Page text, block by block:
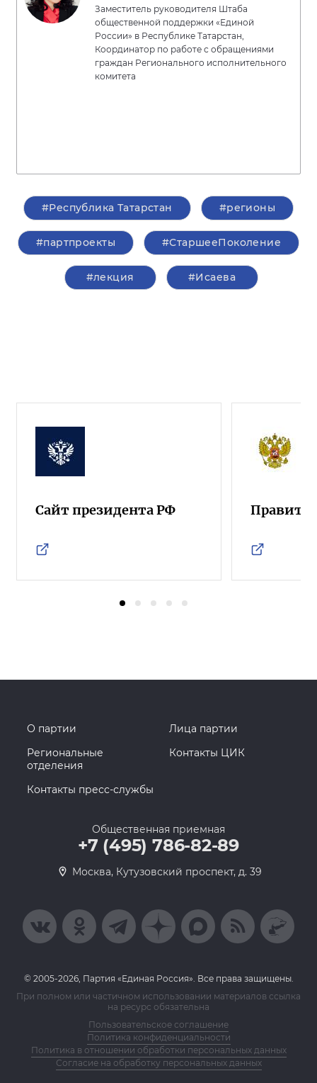
Заместитель руководителя Штаба
общественной поддержки «Единой
России» в Республике Татарстан,
Координатор по работе с обращениями
граждан Регионального исполнительного
комитета
#Республика Татарстан #регионы
#партпроекты #СтаршееПоколение
#лекция #Исаева
Сайт президента РФ
О партии
Лица партии
Региональные
отделения
Контакты ЦИК
Контакты пресс-службы
Общественная приемная
+7 (495) 786-82-89
Москва, Кутузовский проспект, д. 39
© 2005-2026, Партия «Единая Россия». Все права защищены.
При полном или частичном использовании материалов ссылка
на ресурс обязательна
Пользовательское соглашение
Политика конфиденциальности
Политика в отношении обработки персональных данных
Согласие на обработку персональных данных